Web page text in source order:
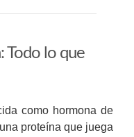
Todo lo que
como hormona de
proteína que juega